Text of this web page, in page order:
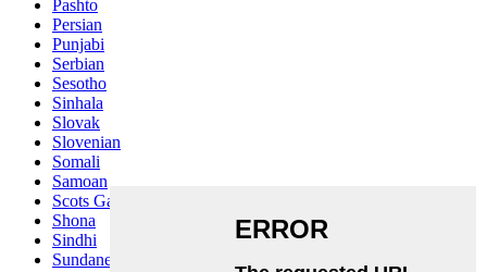
Pashto
Persian
Punjabi
Serbian
Sesotho
Sinhala
Slovak
Slovenian
Somali
Samoan
Scots Gaelic
Shona
Sindhi
Sundanese